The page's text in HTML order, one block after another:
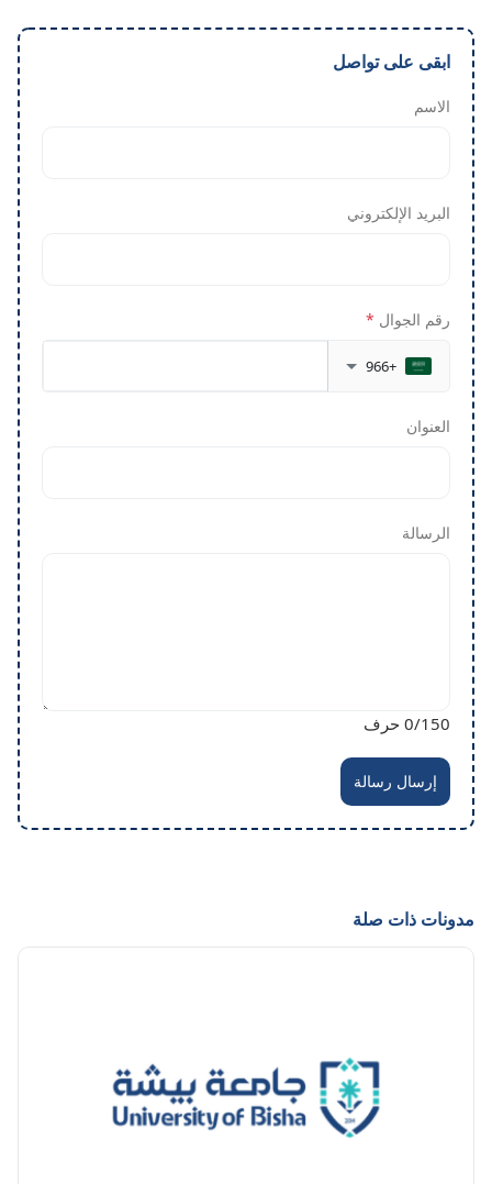
ابقى على تواصل
الاسم
البريد الإلكتروني
رقم الجوال *
+966
العنوان
الرسالة
0/150 حرف
إرسال رسالة
مدونات ذات صلة